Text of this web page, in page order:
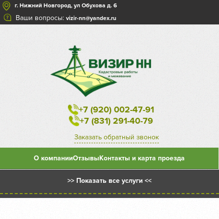
г. Нижний Новгород, ул Обухова д. 6
Ваши вопросы: vizir-nn@yandex.ru
+7 (920) 002-47-91
+7 (831) 291-40-79
Заказать обратный звонок
О компанииОтзывыКонтакты и карта проезда
>> Показать все услуги <<